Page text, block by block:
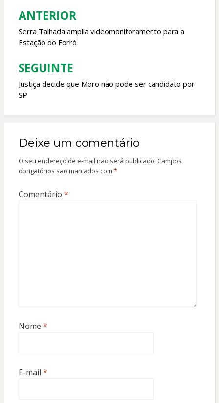
k p
Navegação
de
Post
ANTERIOR
Serra Talhada amplia videomonitoramento para a
Estação do Forró
SEGUINTE
Justiça decide que Moro não pode ser candidato por
SP
Deixe um comentário
O seu endereço de e-mail não será publicado. Campos
obrigatórios são marcados com *
Comentário *
Nome *
E-mail *